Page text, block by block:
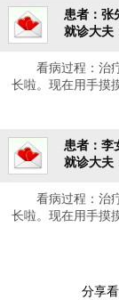
患者：张
就诊大夫
看病过程：治
长啦。现在用手摸
患者：李
就诊大夫
看病过程：治
长啦。现在用手摸
分享